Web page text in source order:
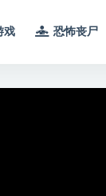
戏 恐怖丧尸